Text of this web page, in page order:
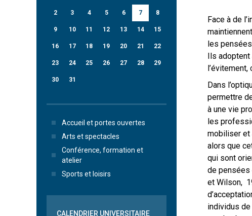
Face à de
les
Ils
Dans
permettre
à une vie
les
mobiliser et
alors que
qui sont
de pensées
et Wilson,
individus
2 3 4 5 6 7 8
9 10 11 12 13 14 15
16 17 18 19 20 21 22
23 24 25 26 27 28 29
30 31
Accueil et portes ouvertes
Arts et spectacles
Conférence, formation et
atelier
Sports et loisirs
CALENDRIER UNIVERSITAIRE